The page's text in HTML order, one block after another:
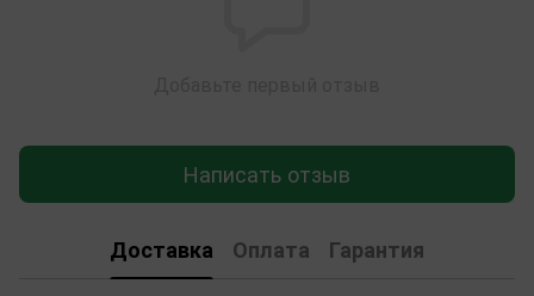
Написать отзыв
Доставка Оплата Гарантия